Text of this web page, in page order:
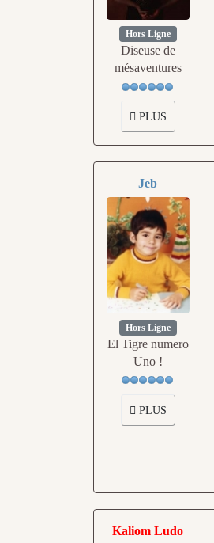
Hors Ligne
Diseuse de
mésaventures
PLUS
Jeb
Hors Ligne
El Tigre numero
Uno !
PLUS
Kaliom Ludo